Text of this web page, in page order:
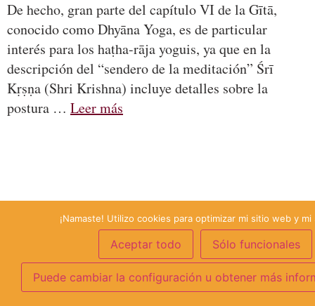
De hecho, gran parte del capítulo VI de la Gītā,
conocido como Dhyāna Yoga, es de particular
interés para los haṭha-rāja yoguis, ya que en la
descripción del “sendero de la meditación” Śrī
Kṛṣṇa (Shri Krishna) incluye detalles sobre la
postura … Leer más
¡Namaste! Utilizo cookies para optimizar mi sitio web y mi
Aceptar todo Sólo funcionales
Puede cambiar la configuración u obtener más